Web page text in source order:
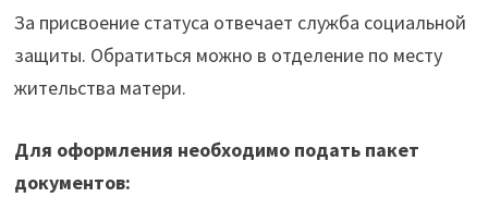
За присвоение статуса отвечает служба социальной
защиты. Обратиться можно в отделение по месту
жительства матери.
Для оформления необходимо подать пакет
документов: